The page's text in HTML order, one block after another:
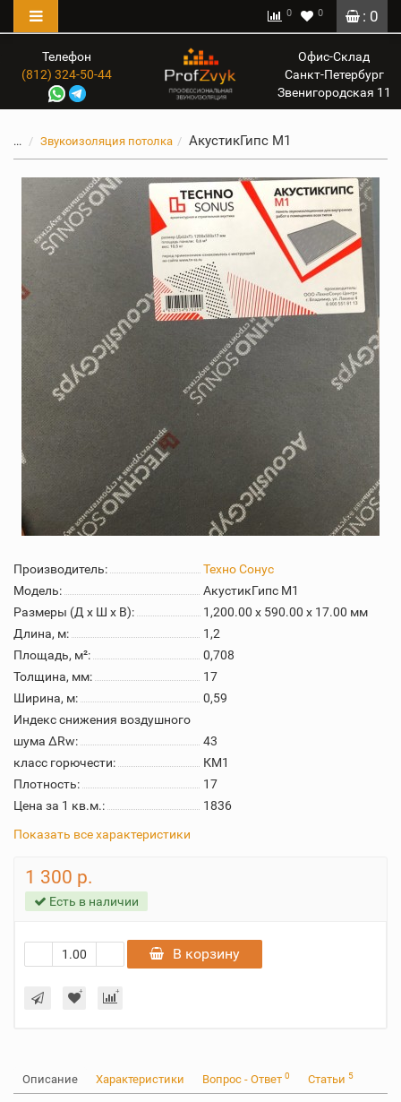
: 0
0 0
Телефон
(812) 324-50-44
Офис-Склад
Санкт-Петербург
Звенигородская 11
... Звукоизоляция потолка АкустикГипс M1
Производитель:
Техно Сонус
Модель:
АкустикГипс M1
Размеры (Д x Ш x В):
1,200.00 x 590.00 x 17.00 мм
Длина, м:
1,2
Площадь, м²:
0,708
Толщина, мм:
17
Ширина, м:
0,59
Индекс снижения воздушного
шума ΔRw:
43
класс горючести:
КМ1
Плотность:
17
Цена за 1 кв.м.:
1836
Показать все характеристики
1 300 р.
Есть в наличии
В корзину
Описание Характеристики Вопрос - Ответ 0 Статьи 5